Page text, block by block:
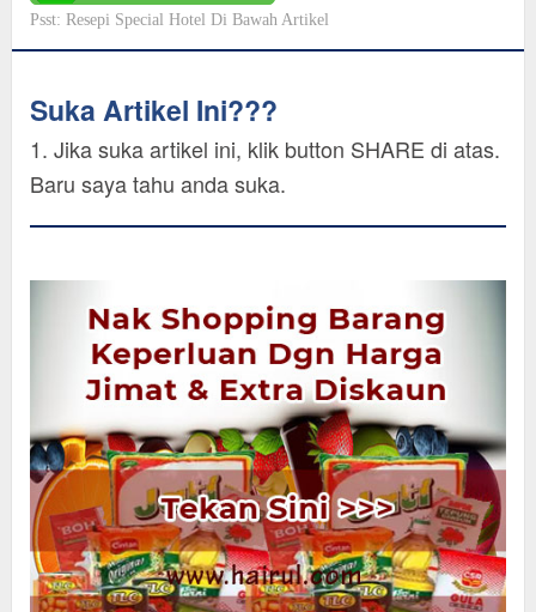
Psst: Resepi Special Hotel Di Bawah Artikel
Suka Artikel Ini???
1. Jika suka artikel ini, klik button SHARE di atas.
Baru saya tahu anda suka.